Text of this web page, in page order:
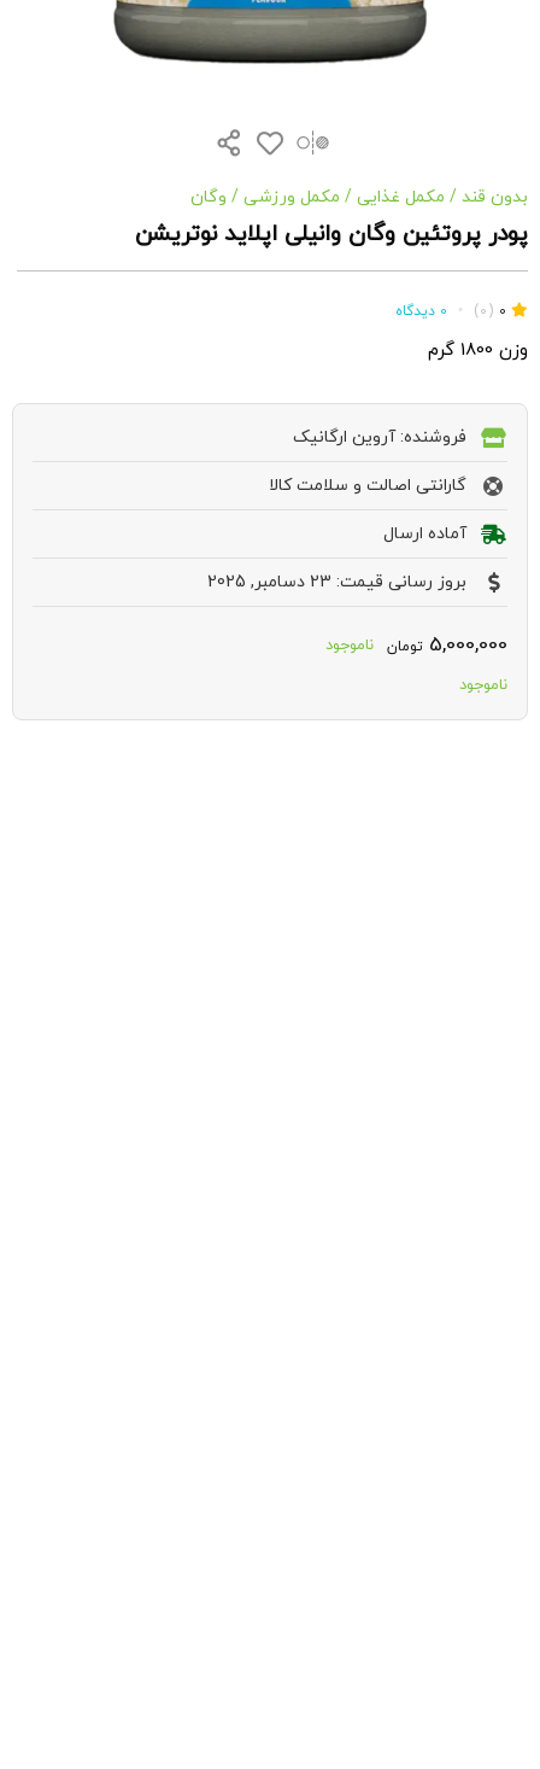
بدون قند / مکمل غذایی / مکمل ورزشی / وگان
پودر پروتئین وگان وانیلی اپلاید نوتریشن
0
(0)
• 0 دیدگاه
وزن 1800 گرم
فروشنده: آروین ارگانیک
گارانتی اصالت و سلامت کالا
آماده ارسال
بروز رسانی قیمت: 23 دسامبر, 2025
5,000,000 تومان
ناموجود
ناموجود